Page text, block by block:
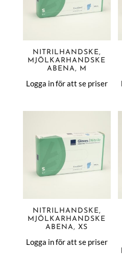
NITRILHANDSKE,
MJÖLKARHANDSKE
ABENA, M
Logga in för att se priser
NITRILHANDSKE,
MJÖLKARHANDSKE
ABENA, XS
Logga in för att se priser